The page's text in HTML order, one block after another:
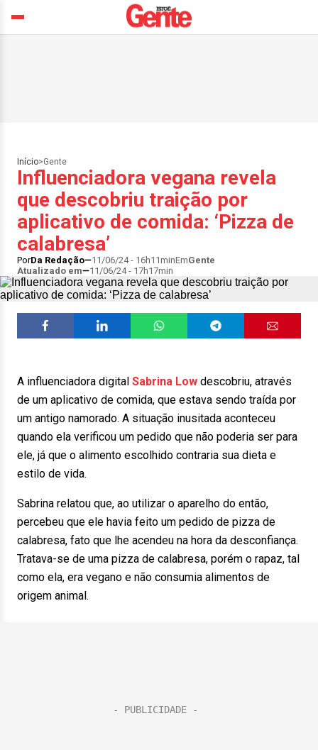
Início>Gente
Influenciadora vegana revela
que descobriu traição por
aplicativo de comida: ‘Pizza de
calabresa’
PorDa Redação 11/06/24 - 16h11minEmGente
Atualizado em
11/06/24 - 17h17min
A influenciadora digital Sabrina Low descobriu, através
de um aplicativo de comida, que estava sendo traída por
um antigo namorado. A situação inusitada aconteceu
quando ela verificou um pedido que não poderia ser para
ele, já que o alimento escolhido contraria sua dieta e
estilo de vida.
Sabrina relatou que, ao utilizar o aparelho do então,
percebeu que ele havia feito um pedido de pizza de
calabresa, fato que lhe acendeu na hora da desconfiança.
Tratava-se de uma pizza de calabresa, porém o rapaz, tal
como ela, era vegano e não consumia alimentos de
origem animal.